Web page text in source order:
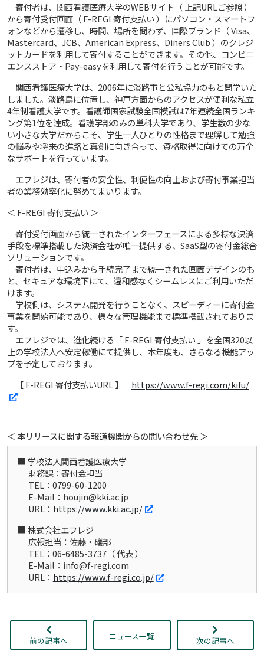
寄付者は、関西看護医療大学のWEBサイト（ 上記URLご参照 ）
から寄付受付画面（ F-REGI 寄付支払い ）にパソコン・スマートフ
ォンなどから遷移し、時間、場所を問わず、国際ブランド（ Visa、
Mastercard、JCB、American Express、Diners Club ）のクレジ
ットカードを利用して寄付することができます。その他、コンビニ
エンスストア・Pay-easyを利用して寄付を行うことが可能です。
関西看護医療大学は、2006年に淡路市と公私協力のもと開学いた
しました。淡路島に位置し、神戸方面からのアクセスが便利な私立
4年制看護大学です。看護師国家試験全国模試は7年連続全国ランキ
ング第1位を達成。看護学部のみの単科大学であり、学生数の少な
い小さな大学だからこそ、学生一人ひとりの性格まで理解して勉強
の悩みや将来の進路と真剣に向き合って、資格取得に向けての万全
なサポートを行っています。
エフレジは、寄付者の安全性、利便性の向上および寄付事業担当
者の業務効率化に努めてまいります。
＜ F-REGI 寄付支払い ＞
寄付受付画面から統一されたインターフェースによる多様な決済
手段を標準搭載した決済会社が唯一提供する、SaaS型の寄付金総合
ソリューションです。
寄付者は、申込みから手続完了まで統一された画面デザインのも
と、セキュアな環境下にて、違和感なくシームレスにご利用いただ
けます。
学校側は、システム開発を行うことなく、スピーディーに寄付金
事業を開始可能であり、様々な管理機能まで標準搭載されておりま
す。
エフレジでは、進化続ける「 F-REGI 寄付支払い 」を全国320以
上の学校法人へ安定稼働にて提供し、本年度も、さらなる機能アッ
プを予定しております。
【 F-REGI 寄付支払いURL 】 https://www.f-regi.com/kifu/
＜ 本リリースに関する報道機関からの問い合わせ先 ＞
学校法人関西看護医療大学
財務課：寄付金担当
TEL：0799-60-1200
E-Mail：houjin@kki.ac.jp
URL： https://www.kki.ac.jp/
株式会社エフレジ
広報担当：佐藤・礒部
TEL：06-6485-3737（ 代表 ）
E-Mail：info@f-regi.com
URL： https://www.f-regi.co.jp/
前の記事へ ニュース一覧 次の記事へ